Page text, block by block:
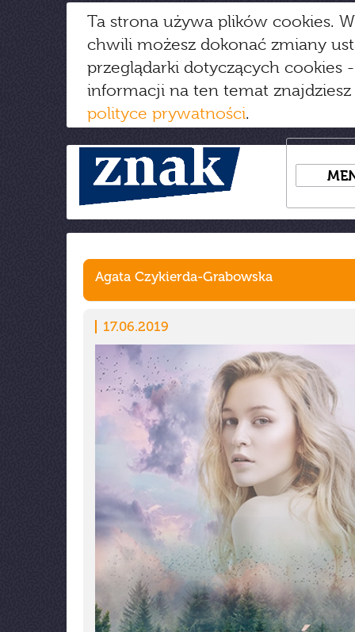
Ta strona używa plików cookies.
chwili możesz dokonać zmiany
przeglądarki dotyczących cookies
informacji na ten temat
polityce prywatności.
Agata Czykierda-Grabowska
17.06.2019